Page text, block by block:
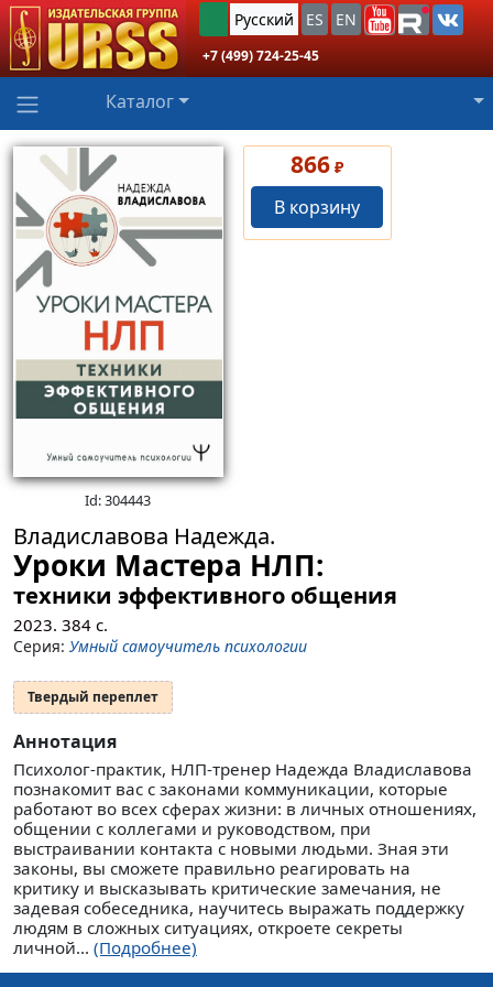
Русский ES EN
+7 (499) 724-25-45
Каталог
Id: 304443
866 ₽
В корзину
Владиславова Надежда.
Уроки Мастера НЛП:
техники эффективного общения
2023. 384 с.
Серия: Умный самоучитель психологии
Твердый переплет
Аннотация
Психолог-практик, НЛП-тренер Надежда Владиславова
познакомит вас с законами коммуникации, которые
работают во всех сферах жизни: в личных отношениях,
общении с коллегами и руководством, при
выстраивании контакта с новыми людьми. Зная эти
законы, вы сможете правильно реагировать на
критику и высказывать критические замечания, не
задевая собеседника, научитесь выражать поддержку
людям в сложных ситуациях, откроете секреты
личной... (Подробнее)